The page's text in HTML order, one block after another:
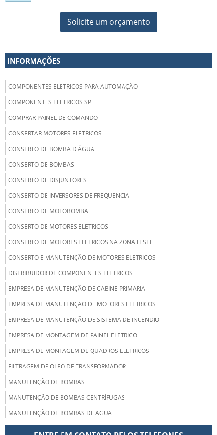
Solicite um orçamento
INFORMAÇÕES
COMPONENTES ELETRICOS PARA AUTOMAÇÃO
COMPONENTES ELETRICOS SP
COMPRAR PAINEL DE COMANDO
CONSERTAR MOTORES ELETRICOS
CONSERTO DE BOMBA D ÁGUA
CONSERTO DE BOMBAS
CONSERTO DE DISJUNTORES
CONSERTO DE INVERSORES DE FREQUENCIA
CONSERTO DE MOTOBOMBA
CONSERTO DE MOTORES ELETRICOS
CONSERTO DE MOTORES ELETRICOS NA ZONA LESTE
CONSERTO E MANUTENÇÃO DE MOTORES ELETRICOS
DISTRIBUIDOR DE COMPONENTES ELETRICOS
EMPRESA DE MANUTENÇÃO DE CABINE PRIMARIA
EMPRESA DE MANUTENÇÃO DE MOTORES ELETRICOS
EMPRESA DE MANUTENÇÃO DE SISTEMA DE INCENDIO
EMPRESA DE MONTAGEM DE PAINEL ELETRICO
EMPRESA DE MONTAGEM DE QUADROS ELETRICOS
FILTRAGEM DE OLEO DE TRANSFORMADOR
MANUTENÇÃO DE BOMBAS
MANUTENÇÃO DE BOMBAS CENTRÍFUGAS
MANUTENÇÃO DE BOMBAS DE AGUA